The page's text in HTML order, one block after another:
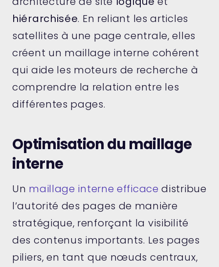
hiérarchisée. En reliant les articles
satellites à une page centrale, elles
créent un maillage interne cohérent
qui aide les moteurs de recherche à
comprendre la relation entre les
différentes pages.
Optimisation du maillage
interne
Un maillage interne efficace distribue
l’autorité des pages de manière
stratégique, renforçant la visibilité
des contenus importants. Les pages
piliers, en tant que nœuds centraux,